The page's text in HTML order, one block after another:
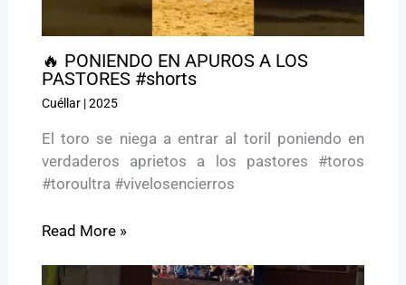
🔥 PONIENDO EN APUROS A LOS
PASTORES #shorts
Cuéllar|2025
El toro se niega a entrar al toril poniendo en
verdaderos aprietos a los pastores #toros
#toroultra #vivelosencierros
Read More »